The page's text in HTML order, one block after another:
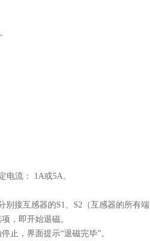
电流： 1A或5A。
接互感器的S1、S2（互感器的所有端
，即开始退磁。
止，界面提示“退磁完毕”。